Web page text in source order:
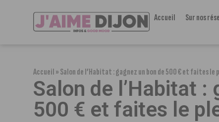
Accueil Sur nos
Accueil»Salon de l’Habitat : gagnez un bon de 500 € et faites le
Salon de l’Habitat :
500 € et faites le